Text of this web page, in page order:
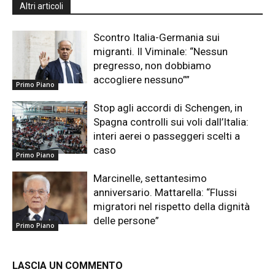
Altri articoli
Primo Piano
Scontro Italia-Germania sui
migranti. Il Viminale: “Nessun
pregresso, non dobbiamo
accogliere nessuno””
Primo Piano
Stop agli accordi di Schengen, in
Spagna controlli sui voli dall’Italia:
interi aerei o passeggeri scelti a
caso
Primo Piano
Marcinelle, settantesimo
anniversario. Mattarella: “Flussi
migratori nel rispetto della dignità
delle persone”
LASCIA UN COMMENTO